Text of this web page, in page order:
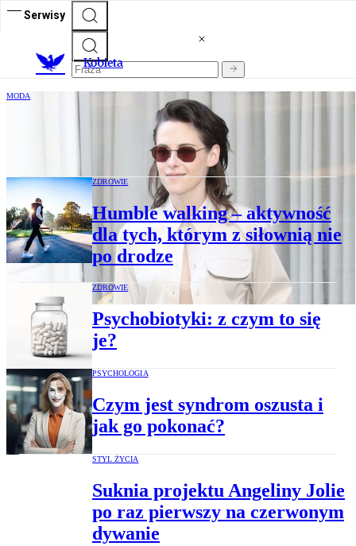
Serwisy
Kobieta
MODA
Czasy ekshibicjonizmu: Gosia Baczyńska
o odważnej stylizacji Kristen Stewart
ZDROWIE
Humble walking – aktywność
dla tych, którym z siłownią nie
po drodze
ZDROWIE
Psychobiotyki: z czym to się
je?
PSYCHOLOGIA
Czym jest syndrom oszusta i
jak go pokonać?
STYL ŻYCIA
Suknia projektu Angeliny Jolie
po raz pierwszy na czerwonym
dywanie